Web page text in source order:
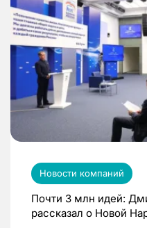
Новости компаний
Почти 3 млн идей:
рассказал о Новой